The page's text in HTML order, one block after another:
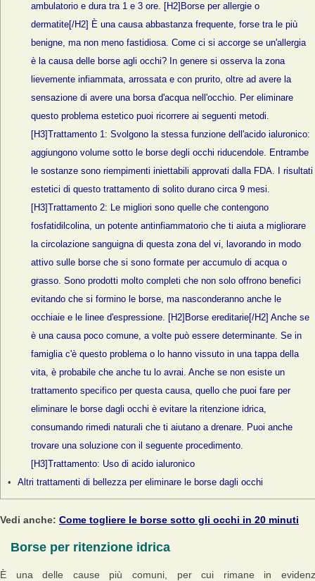
ambulatorio e dura tra 1 e 3 ore. [H2]Borse per allergie o
dermatite[/H2] È una causa abbastanza frequente, forse tra le più
benigne, ma non meno fastidiosa. Come ci si accorge se un'allergia
è la causa delle borse agli occhi? In genere si osserva la zona
lievemente infiammata, arrossata e con prurito, oltre ad avere la
sensazione di avere una borsa d'acqua nell'occhio. Per eliminare
questo problema estetico puoi ricorrere ai seguenti metodi.
[H3]Trattamento 1: Svolgono la stessa funzione dell'acido ialuronico:
aggiungono volume sotto le borse degli occhi riducendole. Entrambe
le sostanze sono riempimenti iniettabili approvati dalla FDA. I risultati
estetici di questo trattamento di solito durano circa 9 mesi.
[H3]Trattamento 2: Le migliori sono quelle che contengono
fosfatidilcolina, un potente antinfiammatorio che ti aiuta a migliorare
la circolazione sanguigna di questa zona del vi, lavorando in modo
attivo sulle borse che si sono formate per accumulo di acqua o
grasso. Sono prodotti molto completi che non solo offrono benefici
evitando che si formino le borse, ma nasconderanno anche le
occhiaie e le linee d'espressione. [H2]Borse ereditarie[/H2] Anche se
è una causa poco comune, a volte può essere determinante. Se in
famiglia c'è questo problema o lo hanno vissuto in una tappa della
vita, è probabile che anche tu lo avrai. Anche se non esiste un
trattamento specifico per questa causa, quello che puoi fare per
eliminare le borse dagli occhi è evitare la ritenzione idrica,
consumando rimedi naturali che ti aiutano a drenare. Puoi anche
trovare una soluzione con il seguente procedimento.
[H3]Trattamento: Uso di acido ialuronico
Altri trattamenti di bellezza per eliminare le borse dagli occhi
Vedi anche: Come togliere le borse sotto gli occhi in 20 minuti
Borse per ritenzione idrica
È una delle cause più comuni, per cui rimane in